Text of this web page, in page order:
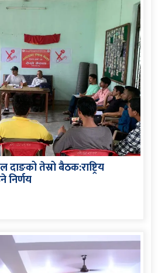
तेस्रो बैठक:राष्ट्रिय
निर्णय